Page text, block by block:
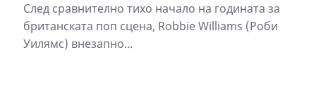
След сравнително тихо начало на годината за
британската поп сцена, Robbie Williams (Роби
Уилямс) внезапно...